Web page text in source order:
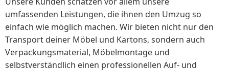
umfassenden Leistungen, die ihnen den Umzug so
einfach wie möglich machen. Wir bieten nicht nur den
Transport deiner Möbel und Kartons, sondern auch
Verpackungsmaterial, Möbelmontage und
selbstverständlich einen professionellen Auf- und